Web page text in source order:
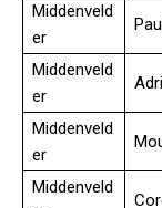
Middenveld
er
Middenveld
er
Middenveld
er
Middenveld